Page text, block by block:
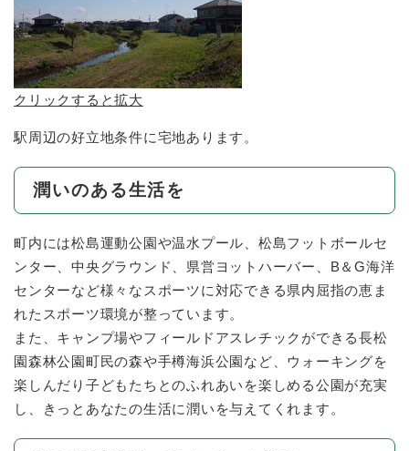
クリックすると拡大
駅周辺の好立地条件に宅地あります。
潤いのある生活を
町内には松島運動公園や温水プール、松島フットボールセ
ンター、中央グラウンド、県営ヨットハーバー、B＆G海洋
センターなど様々なスポーツに対応できる県内屈指の恵ま
れたスポーツ環境が整っています。
また、キャンプ場やフィールドアスレチックができる長松
園森林公園町民の森や手樽海浜公園など、ウォーキングを
楽しんだり子どもたちとのふれあいを楽しめる公園が充実
し、きっとあなたの生活に潤いを与えてくれます。